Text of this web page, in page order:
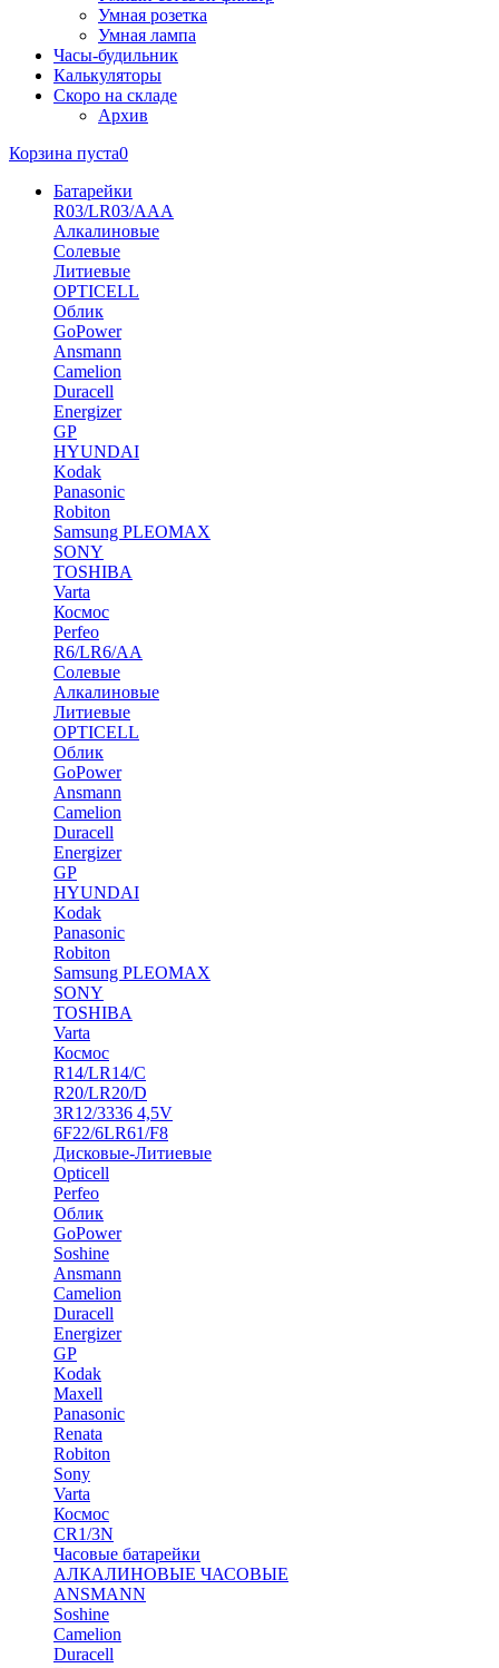
Умная розетка
Умная лампа
Часы-будильник
Калькуляторы
Скоро на складе
Архив
Корзина пуста0
Батарейки
R03/LR03/AAA
Алкалиновые
Солевые
Литиевые
OPTICELL
Облик
GoPower
Ansmann
Camelion
Duracell
Energizer
GP
HYUNDAI
Kodak
Panasonic
Robiton
Samsung PLEOMAX
SONY
TOSHIBA
Varta
Космос
Perfeo
R6/LR6/AA
Солевые
Алкалиновые
Литиевые
OPTICELL
Облик
GoPower
Ansmann
Camelion
Duracell
Energizer
GP
HYUNDAI
Kodak
Panasonic
Robiton
Samsung PLEOMAX
SONY
TOSHIBA
Varta
Космос
R14/LR14/C
R20/LR20/D
3R12/3336 4,5V
6F22/6LR61/F8
Дисковые-Литиевые
Opticell
Perfeo
Облик
GoPower
Soshine
Ansmann
Camelion
Duracell
Energizer
GP
Kodak
Maxell
Panasonic
Renata
Robiton
Sony
Varta
Космос
CR1/3N
Часовые батарейки
АЛКАЛИНОВЫЕ ЧАСОВЫЕ
ANSMANN
Soshine
Camelion
Duracell